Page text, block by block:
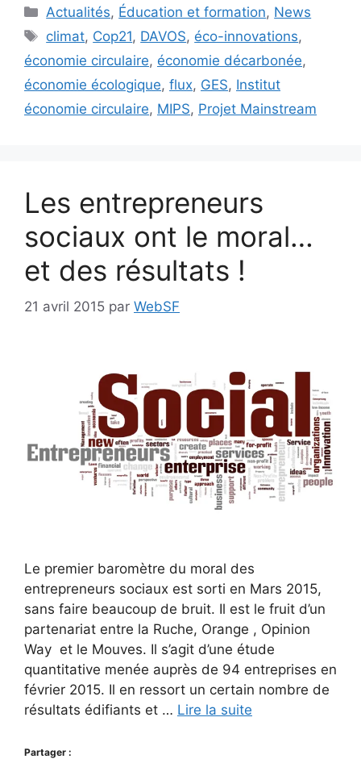
Catégories
Actualités, Éducation et formation, News
Étiquettes
climat, Cop21, DAVOS, éco-innovations,
économie circulaire, économie décarbonée,
économie écologique, flux, GES, Institut
économie circulaire, MIPS, Projet Mainstream
Les entrepreneurs
sociaux ont le moral…
et des résultats !
21 avril 2015 par WebSF
Le premier baromètre du moral des
entrepreneurs sociaux est sorti en Mars 2015,
sans faire beaucoup de bruit. Il est le fruit d’un
partenariat entre la Ruche, Orange , Opinion
Way et le Mouves. Il s’agit d’une étude
quantitative menée auprès de 94 entreprises en
février 2015. Il en ressort un certain nombre de
résultats édifiants et … Lire la suite
Partager :